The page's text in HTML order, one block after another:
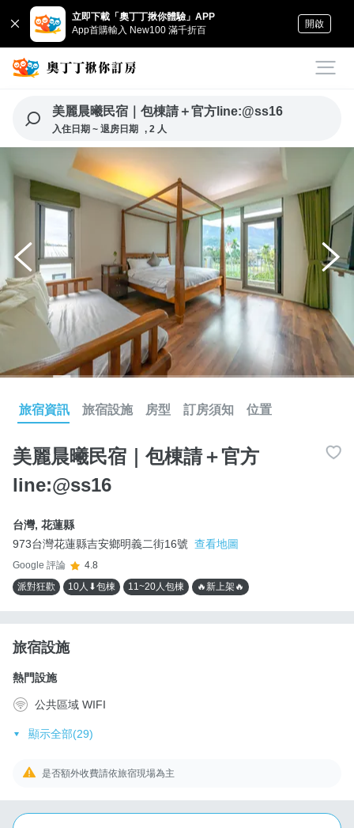
立即下載「奧丁丁揪你體驗」APP
App首購輸入 New100 滿千折百
開啟
美麗晨曦民宿｜包棟請＋官方line:@ss16
入住日期 ~ 退房日期 , 2 人
旅宿資訊 旅宿設施 房型 訂房須知 位置
美麗晨曦民宿｜包棟請＋官方
line:@ss16
台灣, 花蓮縣
973台灣花蓮縣吉安鄉明義二街16號 查看地圖
Google 評論
4.8
派對狂歡
10人⬇包棟 11~20人包棟 🔥新上架🔥
旅宿設施
熱門設施
公共區域 WIFI
顯示全部(29)
是否額外收費請依旅宿現場為主